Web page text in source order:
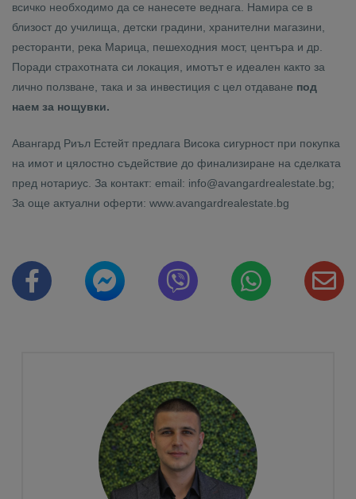
всичко необходимо да се нанесете веднага. Намира се в
близост до училища, детски градини, хранителни магазини,
ресторанти, река Марица, пешеходния мост, центъра и др.
Поради страхотната си локация, имотът е идеален както за
лично ползване, така и за инвестиция с цел отдаване под
наем за нощувки.
Авангард Риъл Естейт предлага Висока сигурност при покупка
на имот и цялостно съдействие до финализиране на сделката
пред нотариус. За контакт: email: info@avangardrealestate.bg;
За още актуални оферти: www.avangardrealestate.bg